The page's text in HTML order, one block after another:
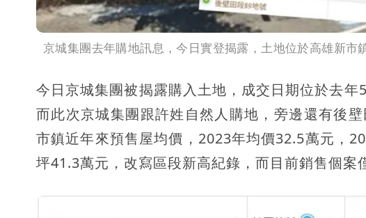
京城集團去年購地訊息，今日實登揭露，土地位於高雄新
今日京城集團被揭露購入土地，成交日期位於去
而此次京城集團跟許姓自然人購地，旁邊還有後
市鎮近年來預售屋均價，2023年均價32.5萬元，
坪41.3萬元，改寫區段新高紀錄，而目前銷售個案